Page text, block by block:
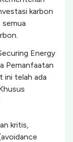
karbon
Energy
Pemanfaatan
ini telah ada
kritis,